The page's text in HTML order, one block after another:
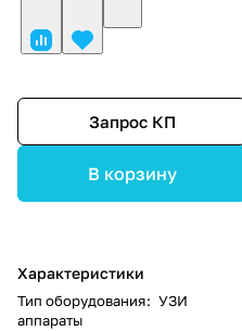
Запрос КП
В корзину
Характеристики
Тип оборудования: УЗИ
аппараты